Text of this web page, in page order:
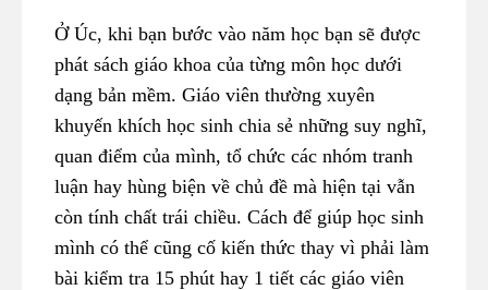
Ở Úc, khi bạn bước vào năm học bạn sẽ được
phát sách giáo khoa của từng môn học dưới
dạng bản mềm. Giáo viên thường xuyên
khuyến khích học sinh chia sẻ những suy nghĩ,
quan điểm của mình, tổ chức các nhóm tranh
luận hay hùng biện về chủ đề mà hiện tại vẫn
còn tính chất trái chiều. Cách để giúp học sinh
mình có thể cũng cố kiến thức thay vì phải làm
bài kiểm tra 15 phút hay 1 tiết các giáo viên